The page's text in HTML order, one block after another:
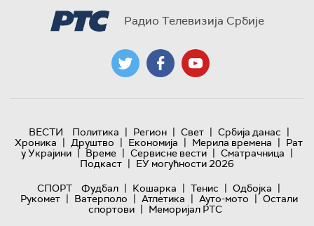
Радио Телевизија Србије
ВЕСТИ Политика | Регион | Свет | Србија данас |
Хроника | Друштво | Економија | Мерила времена | Рат
у Украјини | Време | Сервисне вести | Сматрачница |
Подкаст | ЕУ могућности 2026
СПОРТ
Фудбал | Кошарка | Тенис | Одбојка |
Рукомет | Ватерполо | Атлетика | Ауто-мото | Остали
спортови | Меморијал РТС